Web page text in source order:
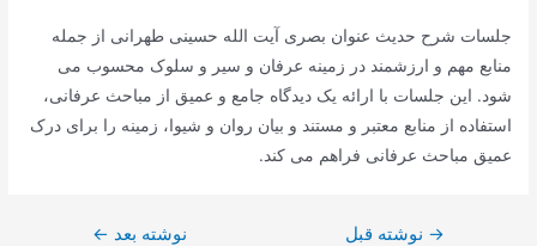
جلسات شرح حدیث عنوان بصری آیت الله حسینی طهرانی از جمله
منابع مهم و ارزشمند در زمینه عرفان و سیر و سلوک محسوب می
شود. این جلسات با ارائه یک دیدگاه جامع و عمیق از مباحث عرفانی،
استفاده از منابع معتبر و مستند و بیان روان و شیوا، زمینه را برای درک
عمیق مباحث عرفانی فراهم می کند.
راهبری
→ نوشته قبل نوشته بعد ←